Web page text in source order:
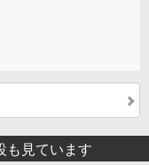
も見ています